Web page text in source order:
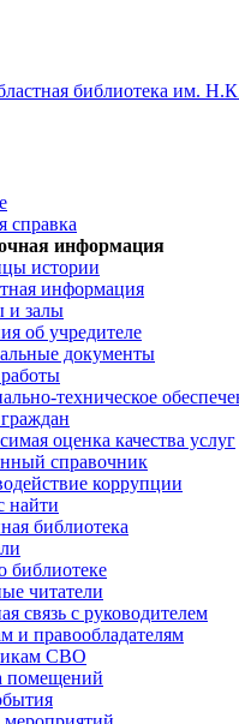
справка
информация
истории
информация
и залы
об учредителе
документы
техническое
оценка качества услуг
справочник
коррупции
найти
библиотека
библиотеке
читатели
связь с руководителем
и правообладателям
СВО
помещений